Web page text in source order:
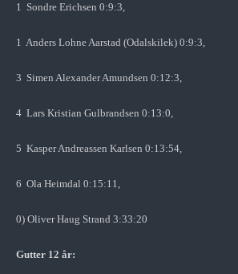
1 Sondre Erichsen 0:9:3,
1 Anders Lohne Aarstad (Odalskilek) 0:9:3,
3 Simen Alexander Amundsen 0:12:3,
4 Lars Kristian Gulbrandsen 0:13:0,
5 Kasper Andreassen Karlsen 0:13:54,
6 Ola Heimdal 0:15:11,
0) Oliver Haug Strand 3:33:20
Gutter 12 år: